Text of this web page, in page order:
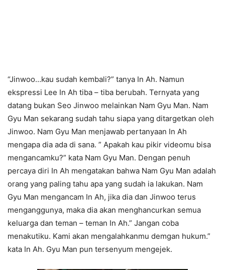
“Jinwoo…kau sudah kembali?” tanya In Ah. Namun
ekspressi Lee In Ah tiba – tiba berubah. Ternyata yang
datang bukan Seo Jinwoo melainkan Nam Gyu Man. Nam
Gyu Man sekarang sudah tahu siapa yang ditargetkan oleh
Jinwoo. Nam Gyu Man menjawab pertanyaan In Ah
mengapa dia ada di sana. ” Apakah kau pikir videomu bisa
mengancamku?” kata Nam Gyu Man. Dengan penuh
percaya diri In Ah mengatakan bahwa Nam Gyu Man adalah
orang yang paling tahu apa yang sudah ia lakukan. Nam
Gyu Man mengancam In Ah, jika dia dan Jinwoo terus
menganggunya, maka dia akan menghancurkan semua
keluarga dan teman – teman In Ah.” Jangan coba
menakutiku. Kami akan mengalahkanmu demgan hukum.”
kata In Ah. Gyu Man pun tersenyum mengejek.